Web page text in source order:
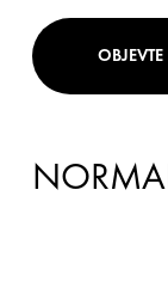
OBJEVTE